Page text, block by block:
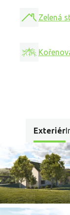
Zelená
Exteriér